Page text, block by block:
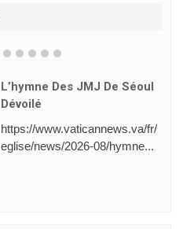
L’hymne Des JMJ De Séoul
Dévoilé
https://www.vaticannews.va/fr/
eglise/news/2026-08/hymne...